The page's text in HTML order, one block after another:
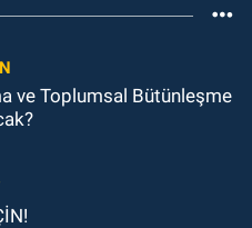
ve Toplumsal Bütünleşme